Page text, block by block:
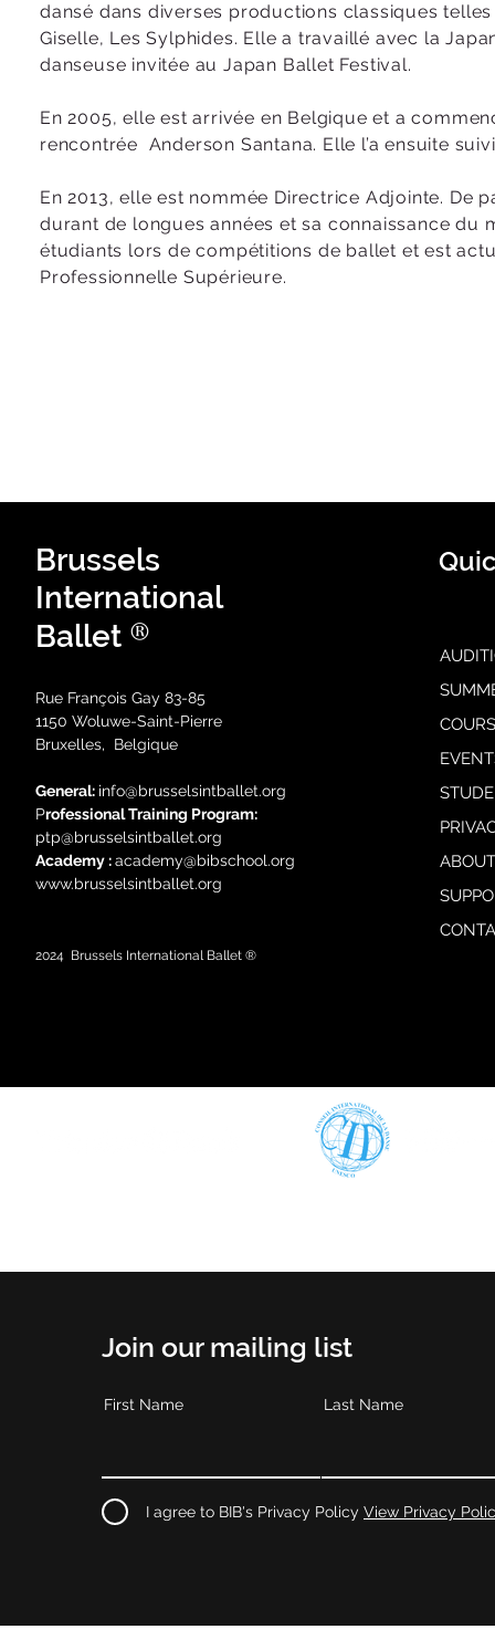
dansé dans diverses productions classiques
Giselle, Les Sylphides. Elle a travaillé avec la
danseuse invitée au Japan Ballet Festival.
En 2005, elle est arrivée en Belgique et a
rencontrée Anderson Santana. Elle l’a ensuite
En 2013, elle est nommée Directrice Adjointe. De
durant de longues années et sa connaissance
étudiants lors de compétitions de ballet et est
Professionnelle Supérieure.
Brussels
International
Ballet ®
Rue François Gay 83-85
1150 Woluwe-Saint-Pierre
Bruxelles, Belgique
General: info@brusselsintballet.org
Professional Training Program:
ptp@brusselsintballet.org
Academy :academy@bibschool.org
www.brusselsintballet.org
2024 Brussels International Ballet ®
Join our mailing list
First Name Last Name
I agree to BIB's Privacy Policy View Privacy